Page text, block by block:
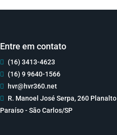
Entre em contato
 (16) 3413-4623
 (16) 9 9640-1566
 hvr@hvr360.net

R. Manoel José Serpa, 260 Planalto
Paraíso - São Carlos/SP